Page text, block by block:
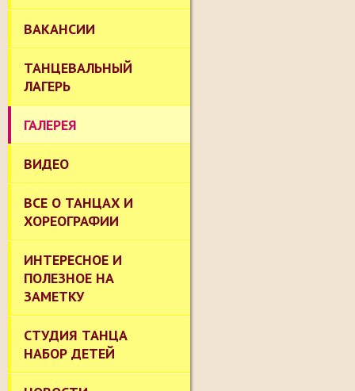
ВАКАНСИИ
ТАНЦЕВАЛЬНЫЙ
ЛАГЕРЬ
ГАЛЕРЕЯ
ВИДЕО
ВСЕ О ТАНЦАХ И
ХОРЕОГРАФИИ
ИНТЕРЕСНОЕ И
ПОЛЕЗНОЕ НА
ЗАМЕТКУ
СТУДИЯ ТАНЦА
НАБОР ДЕТЕЙ